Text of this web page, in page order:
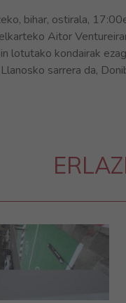
bihar, ostirala,
Aitor
lotutako kondairak
sarrera da,